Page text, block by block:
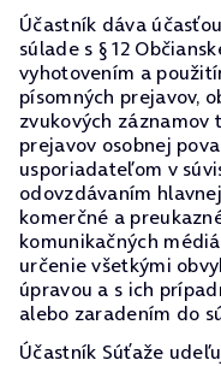
Účastník dáva
súlade s § 12
vyhotovením a
písomných prejavov,
zvukových záznamov
prejavov osobnej
usporiadateľom v
odovzdávaním
komerčné a
komunikačných
určenie všetkými
úpravou a s ich
alebo zaradením do
Účastník Súťaže